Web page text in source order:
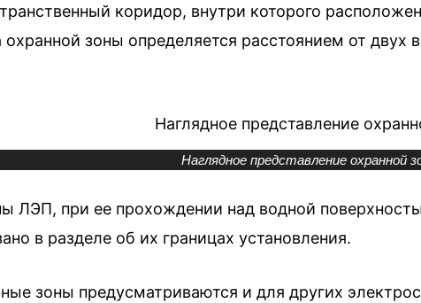
коридор, внутри которого
зоны определяется расстоянием от двух
Наглядное представление охранной
ЛЭП, при ее прохождении над водной
в разделе об их границах установления.
зоны предусматриваются и для других